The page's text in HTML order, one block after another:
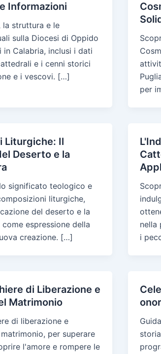
Informazioni
la struttura e le
sulla Diocesi di Oppido
in Calabria, inclusi i dati
e i cenni storici
e i vescovi. […]
per
Liturgiche: Il
Deserto e la
significato teologico e
liturgiche,
del deserto e la
espressione della
creazione. […]
nella
i
di Liberazione e
Matrimonio
di liberazione e
per superare
l'amore e rompere le